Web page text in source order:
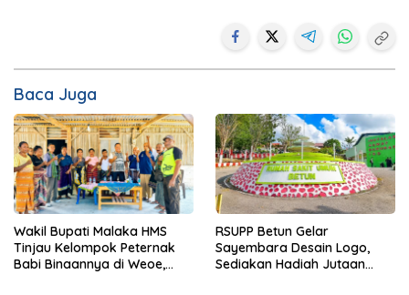
Baca Juga
Wakil Bupati Malaka HMS
Tinjau Kelompok Peternak
Babi Binaannya di Weoe,
RSUPP Betun Gelar
Sayembara Desain Logo,
Sediakan Hadiah Jutaan